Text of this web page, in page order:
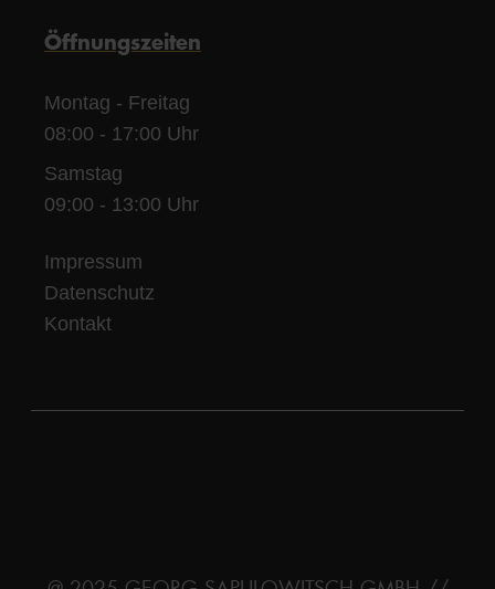
Öffnungszeiten
Montag - Freitag
08:00 - 17:00 Uhr
Samstag
09:00 - 13:00 Uhr
Impressum
Datenschutz
Kontakt